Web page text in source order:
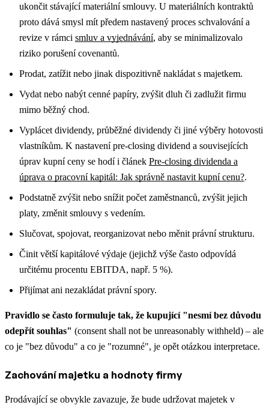
ukončit stávající materiální smlouvy. U materiálních kontraktů
proto dává smysl mít předem nastavený proces schvalování a
revize v rámci smluv a vyjednávání, aby se minimalizovalo
riziko porušení covenantů.
Prodat, zatížit nebo jinak dispozitivně nakládat s majetkem.
Vydat nebo nabýt cenné papíry, zvýšit dluh či zadlužit firmu
mimo běžný chod.
Vyplácet dividendy, průběžné dividendy či jiné výběry hotovosti
vlastníkům. K nastavení pre-closing dividend a souvisejících
úprav kupní ceny se hodí i článek Pre-closing dividenda a
úprava o pracovní kapitál: Jak správně nastavit kupní cenu?.
Podstatně zvýšit nebo snížit počet zaměstnanců, zvýšit jejich
platy, změnit smlouvy s vedením.
Slučovat, spojovat, reorganizovat nebo měnit právní strukturu.
Činit větší kapitálové výdaje (jejichž výše často odpovídá
určitému procentu EBITDA, např. 5 %).
Přijímat ani nezakládat právní spory.
Pravidlo se často formuluje tak, že kupující "nesmí bez důvodu
odepřít souhlas" (consent shall not be unreasonably withheld) – ale
co je "bez důvodu" a co je "rozumné", je opět otázkou interpretace.
Zachování majetku a hodnoty firmy
Prodávající se obvykle zavazuje, že bude udržovat majetek v